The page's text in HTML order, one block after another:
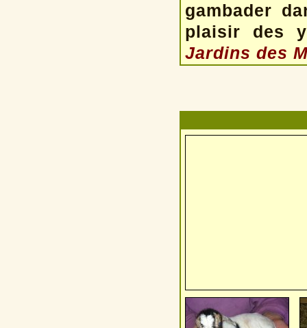
gambader
plaisir des
Jardins des